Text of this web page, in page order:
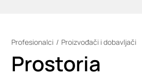
Profesionalci Proizvođači i dobavljači
Prostoria